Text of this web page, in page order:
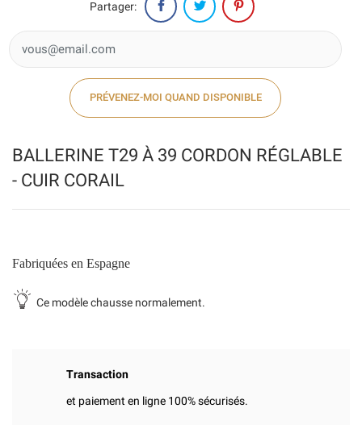
BALLERINE T29 À 39 CORDON RÉGLABLE
- CUIR CORAIL
Fabriquées en Espagne
Ce modèle chausse normalement.
Transaction
et paiement en ligne 100% sécurisés.
Partager:
PRÉVENEZ-MOI QUAND DISPONIBLE